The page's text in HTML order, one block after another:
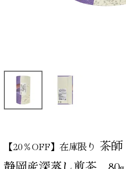
【20％OFF】在庫限り 茶